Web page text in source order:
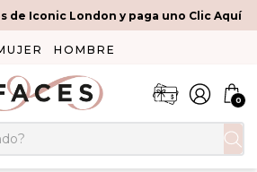
de Iconic London y paga uno Clic Aquí
HOMBRE
0